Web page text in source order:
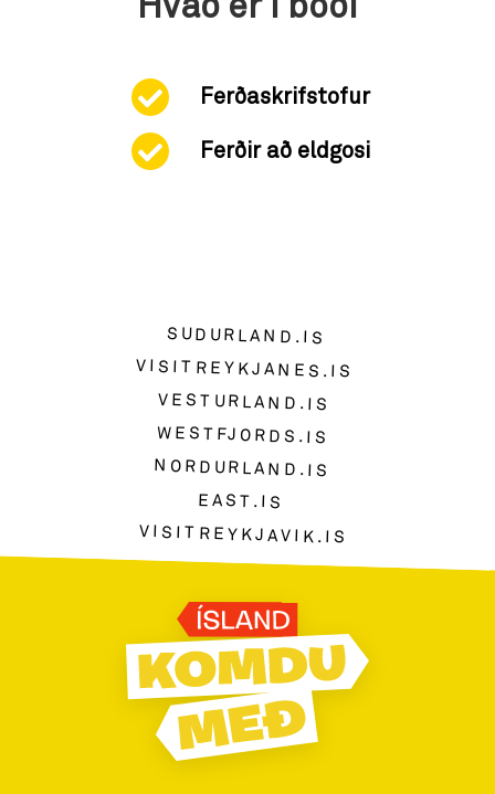
Hvað er í boði
Ferðaskrifstofur
Ferðir að eldgosi
SUDURLAND.IS
VISITREYKJANES.IS
VESTURLAND.IS
WESTFJORDS.IS
NORDURLAND.IS
EAST.IS
VISITREYKJAVIK.IS